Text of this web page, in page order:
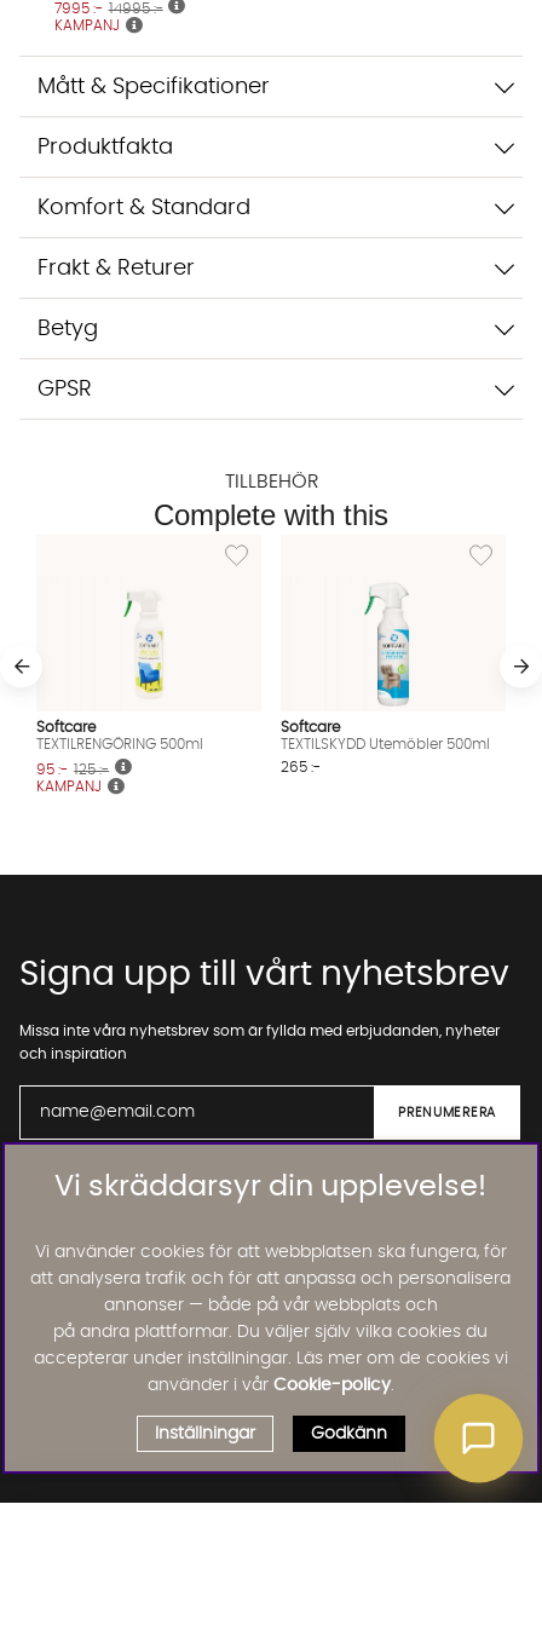
KAMPANJ
7995 :- 14995 :-
Mått & Specifikationer
Produktfakta
Komfort & Standard
Frakt & Returer
Betyg
GPSR
TILLBEHÖR
Complete with this
Lägg till i önskelista: TEXTILRENGÖRING
Softcare
TEXTILRENGÖRING 500ml
KAMPANJ
95 :- 125 :-
Lägg till i
Softcare
TEXTILSKYDD Utemöbler 500ml
265 :-
Vi skräddarsyr din upplevelse!
Vi använder cookies för att webbplatsen ska fungera, för
att analysera trafik och för att anpassa och personalisera
annonser — både på vår webbplats och
på andra plattformar. Du väljer själv vilka cookies du
accepterar under inställningar. Läs mer om de cookies vi
använder i vår Cookie-policy.
Inställningar Godkänn
Signa upp till vårt nyhetsbrev
Missa inte våra nyhetsbrev som är fyllda med erbjudanden, nyheter
och inspiration
01. INFORMATION
02. BRA ATT VETA
Läs och lämna kundomdömen:
Jag godkänner att konversationen sparas